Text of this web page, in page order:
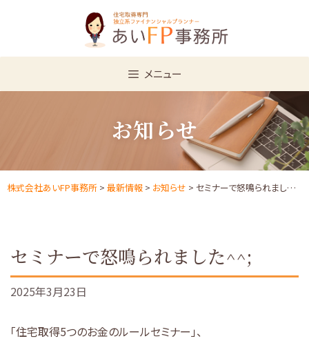
メニュー
お知らせ
株式会社あいFP事務所 > 最新情報 > お知らせ > セミナーで怒鳴られました^^;
セミナーで怒鳴られました^^;
2025年3月23日
「住宅取得5つのお金のルールセミナー」、